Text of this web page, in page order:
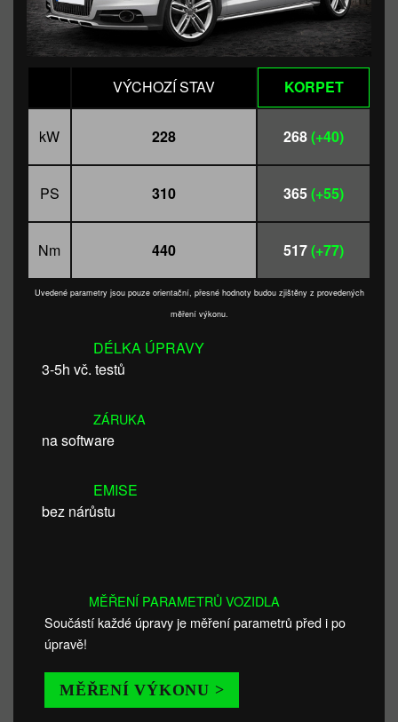
VÝCHOZÍ STAV KORPET
kW 228 268(+40)
PS 310 365(+55)
Nm 440 517(+77)
Uvedené parametry jsou pouze orientační, přesné hodnoty budou zjištěny z provedených
měření výkonu.
DÉLKA ÚPRAVY
3-5h vč. testů
ZÁRUKA
na software
EMISE
bez nárůstu
MĚŘENÍ PARAMETRŮ VOZIDLA
Součástí každé úpravy je měření parametrů před i po
úpravě!
MĚŘENÍ VÝKONU >